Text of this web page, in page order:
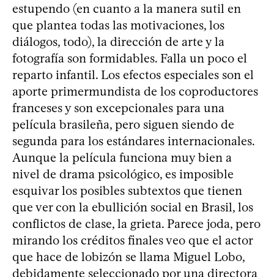
estupendo (en cuanto a la manera sutil en
que plantea todas las motivaciones, los
diálogos, todo), la dirección de arte y la
fotografía son formidables. Falla un poco el
reparto infantil. Los efectos especiales son el
aporte primermundista de los coproductores
franceses y son excepcionales para una
película brasileña, pero siguen siendo de
segunda para los estándares internacionales.
Aunque la película funciona muy bien a
nivel de drama psicológico, es imposible
esquivar los posibles subtextos que tienen
que ver con la ebullición social en Brasil, los
conflictos de clase, la grieta. Parece joda, pero
mirando los créditos finales veo que el actor
que hace de lobizón se llama Miguel Lobo,
debidamente seleccionado por una directora